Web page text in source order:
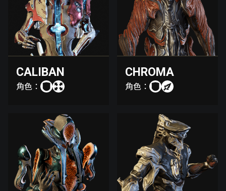
CALIBAN
角色：
CHROMA
角色：